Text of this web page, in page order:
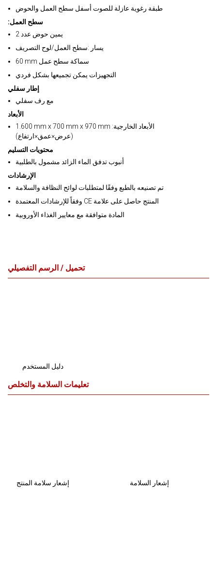
طبقة رغوية عازلة للصوت أسفل سطح العمل والحوض
:سطح العمل
2 يمين حوض عدد
يسار :سطح العمل/لوح التصريف
60 mm سماكة سطح عمل
التجهيزات يمكن تجميعها بشكل فردي
إطار سفلي
مع رف سفلي
الأبعاد
1.600 mm x 700 mm x 970 mm :الأبعاد الخارجية
(عرض×عمق×ارتفاع)
محتويات التسليم
أنبوب تدفق الماء الزائد مشمول بالطلبية
الإرشادات
تم تصنيعه بالطبع وفقًا لمتطلبات لوائح النظافة والسلامة
وفقاً للإرشادات المعتمدة CE المنتج حاصل على علامة
المادة متوافقة مع معايير الغذاء الأوروبية
تحميل / الرسم التفصيلي
دليل المستخدم
تعليمات السلامة والتخلص
إشعار سلامة المنتج إشعار السلامة